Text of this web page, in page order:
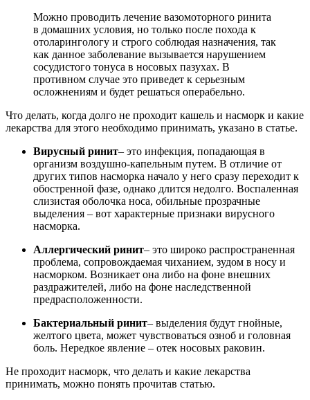
Можно проводить лечение вазомоторного ринита
в домашних условия, но только после похода к
отоларингологу и строго соблюдая назначения, так
как данное заболевание вызывается нарушением
сосудистого тонуса в носовых пазухах. В
противном случае это приведет к серьезным
осложнениям и будет решаться операбельно.
Что делать, когда долго не проходит кашель и насморк и какие
лекарства для этого необходимо принимать, указано в статье.
Вирусный ринит– это инфекция, попадающая в
организм воздушно-капельным путем. В отличие от
других типов насморка начало у него сразу переходит к
обостренной фазе, однако длится недолго. Воспаленная
слизистая оболочка носа, обильные прозрачные
выделения – вот характерные признаки вирусного
насморка.
Аллергический ринит– это широко распространенная
проблема, сопровождаемая чиханием, зудом в носу и
насморком. Возникает она либо на фоне внешних
раздражителей, либо на фоне наследственной
предрасположенности.
Бактериальный ринит– выделения будут гнойные,
желтого цвета, может чувствоваться озноб и головная
боль. Нередкое явление – отек носовых раковин.
Не проходит насморк, что делать и какие лекарства
принимать, можно понять прочитав статью.